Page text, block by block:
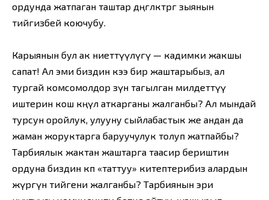
ордунда жатпаган таштар дөңгөлөктөргө зыянын
тийгизбей коючубу.
Карыянын бул ак ниеттүүлүгү — кадимки жакшы
сапат! Ал эми биздин кээ бир жаштарыбыз, ал
тургай комсомолдор өзүнө тагылган милдеттүү
иштерин кош көңүл аткарганы жалганбы? Ал мындай
турсун оройлук, улууну сыйлабастык же андан да
жаман жоруктарга баруучулук толуп жатпайбы?
Тарбиялык жактан жаштарга таасир бериштин
ордуна биздин көп «таттуу» китептерибиз алардын
жүрөгүнө тийгени жалганбы? Тарбиянын эри